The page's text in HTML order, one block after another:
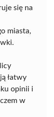
się na
miasta,
łatwy
opinii i
w